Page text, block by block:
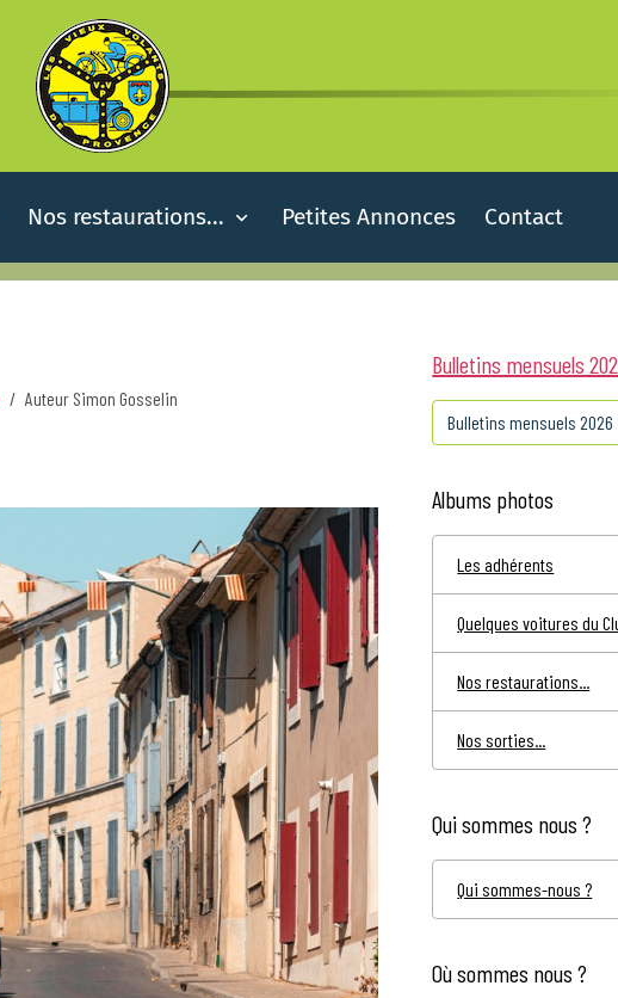
Nos restaurations... Petites Annonces Contact
Auteur Simon Gosselin
Bulletins mensuels
Bulletins mensuels 2026
Albums photos
Les adhérents
Quelques voitures du
Nos restaurations...
Nos sorties...
Qui sommes nous ?
Qui sommes-nous ?
Où sommes nous ?